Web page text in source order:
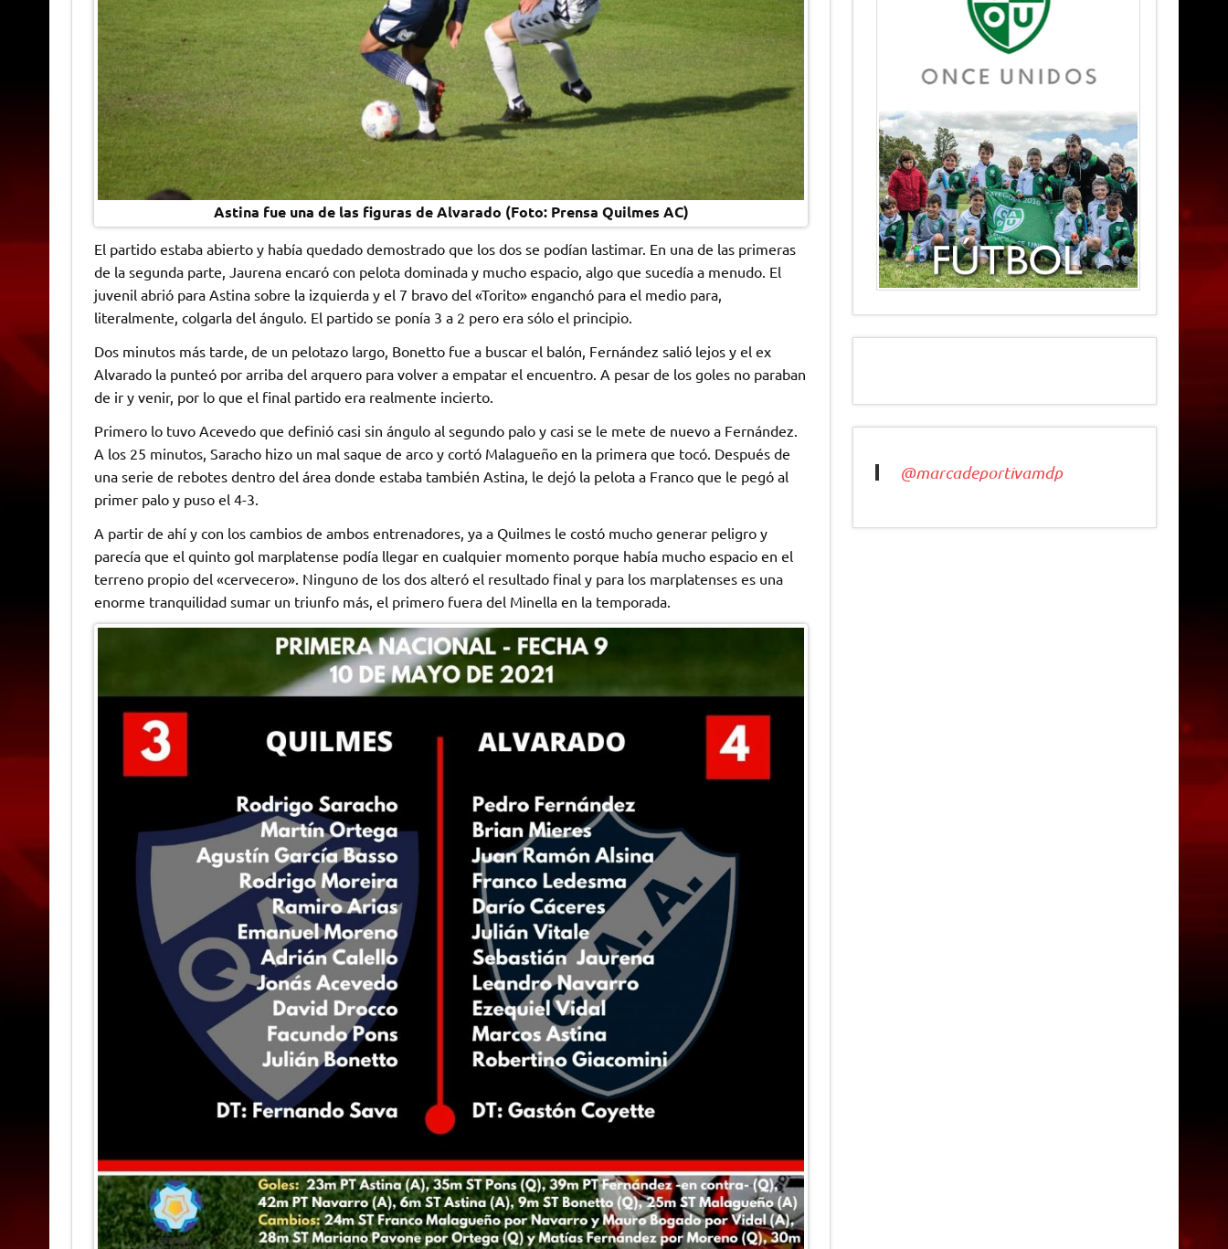
Astina fue una de las figuras de Alvarado (Foto: Prensa Quilmes AC)
El partido estaba abierto y había quedado demostrado que los dos se podían lastimar. En una de las primeras
de la segunda parte, Jaurena encaró con pelota dominada y mucho espacio, algo que sucedía a menudo. El
juvenil abrió para Astina sobre la izquierda y el 7 bravo del «Torito» enganchó para el medio para,
literalmente, colgarla del ángulo. El partido se ponía 3 a 2 pero era sólo el principio.
Dos minutos más tarde, de un pelotazo largo, Bonetto fue a buscar el balón, Fernández salió lejos y el ex
Alvarado la punteó por arriba del arquero para volver a empatar el encuentro. A pesar de los goles no paraban
de ir y venir, por lo que el final partido era realmente incierto.
Primero lo tuvo Acevedo que definió casi sin ángulo al segundo palo y casi se le mete de nuevo a Fernández.
A los 25 minutos, Saracho hizo un mal saque de arco y cortó Malagueño en la primera que tocó. Después de
una serie de rebotes dentro del área donde estaba también Astina, le dejó la pelota a Franco que le pegó al
primer palo y puso el 4-3.
A partir de ahí y con los cambios de ambos entrenadores, ya a Quilmes le costó mucho generar peligro y
parecía que el quinto gol marplatense podía llegar en cualquier momento porque había mucho espacio en el
terreno propio del «cervecero». Ninguno de los dos alteró el resultado final y para los marplatenses es una
enorme tranquilidad sumar un triunfo más, el primero fuera del Minella en la temporada.
@marcadeportivamdp